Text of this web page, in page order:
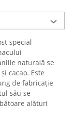
special
naturală se
cacao. Este
de fabricație
său se
alături